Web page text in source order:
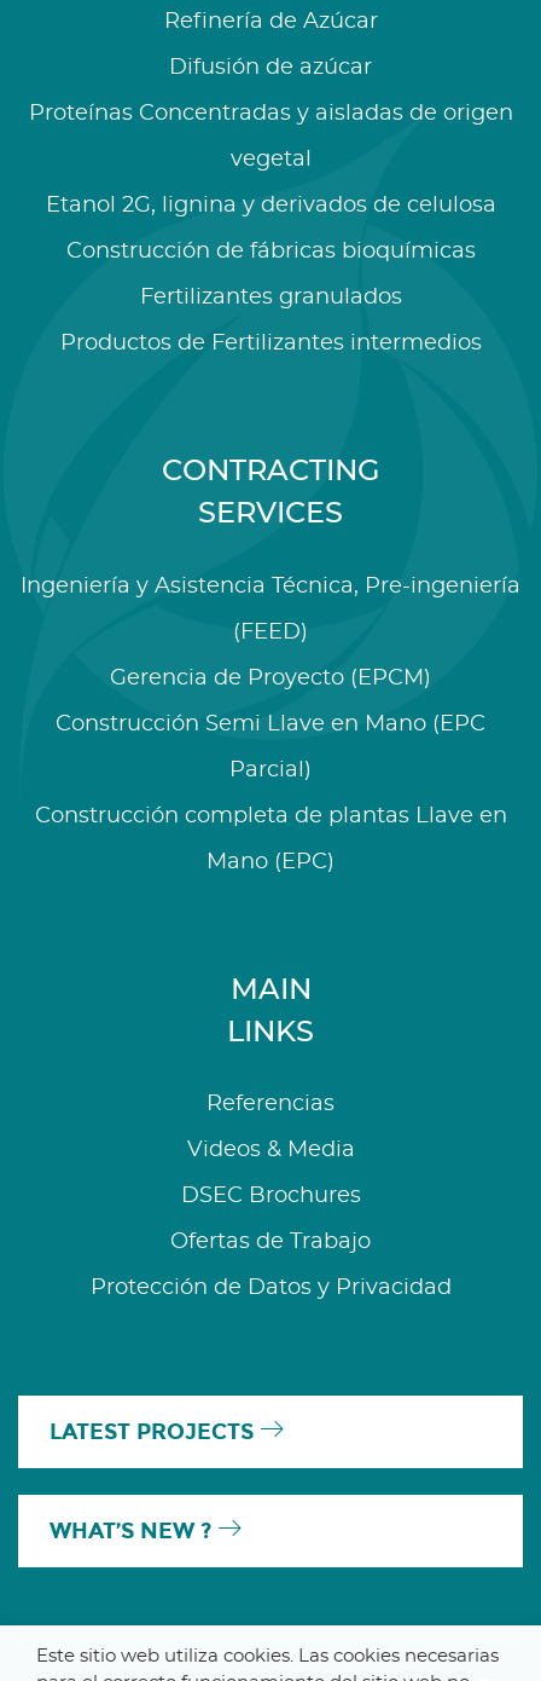
Refinería de Azúcar
Difusión de azúcar
Proteínas Concentradas y aisladas de origen
vegetal
Etanol 2G, lignina y derivados de celulosa
Construcción de fábricas bioquímicas
Fertilizantes granulados
Productos de Fertilizantes intermedios
CONTRACTING
SERVICES
Ingeniería y Asistencia Técnica, Pre-ingeniería
(FEED)
Gerencia de Proyecto (EPCM)
Construcción Semi Llave en Mano (EPC
Parcial)
Construcción completa de plantas Llave en
Mano (EPC)
MAIN
LINKS
Referencias
Videos & Media
DSEC Brochures
Ofertas de Trabajo
Protección de Datos y Privacidad
LATEST PROJECTS
WHAT’S NEW ?
Este sitio web utiliza cookies. Las cookies necesarias